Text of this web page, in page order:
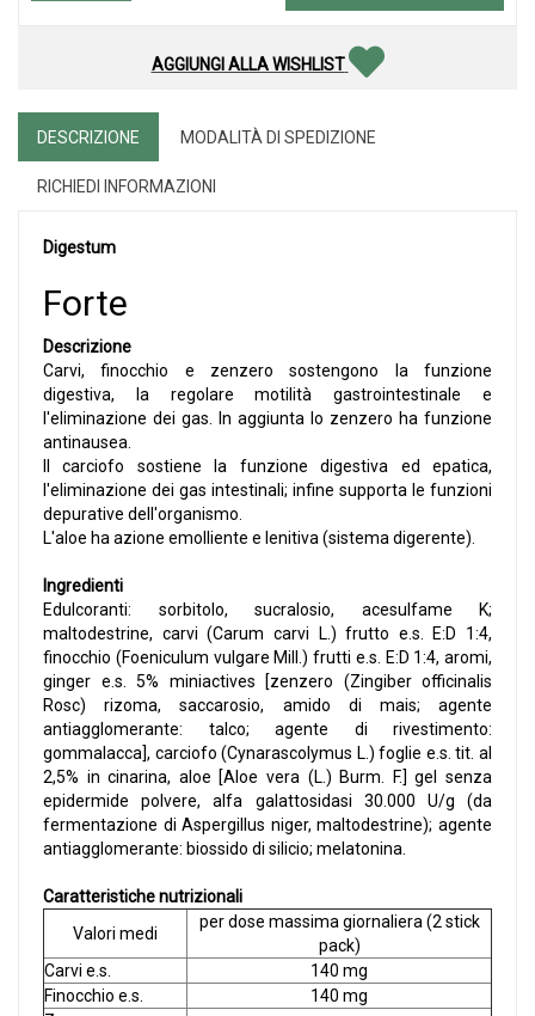
AGGIUNGI ALLA WISHLIST
DESCRIZIONE MODALITÀ DI SPEDIZIONE
RICHIEDI INFORMAZIONI
Digestum
Forte
Descrizione
Carvi, finocchio e zenzero sostengono la funzione
digestiva, la regolare motilità gastrointestinale e
l'eliminazione dei gas. In aggiunta lo zenzero ha funzione
antinausea.
Il carciofo sostiene la funzione digestiva ed epatica,
l'eliminazione dei gas intestinali; infine supporta le funzioni
depurative dell'organismo.
L'aloe ha azione emolliente e lenitiva (sistema digerente).
Ingredienti
Edulcoranti: sorbitolo, sucralosio, acesulfame K;
maltodestrine, carvi (Carum carvi L.) frutto e.s. E:D 1:4,
finocchio (Foeniculum vulgare Mill.) frutti e.s. E:D 1:4, aromi,
ginger e.s. 5% miniactives [zenzero (Zingiber officinalis
Rosc) rizoma, saccarosio, amido di mais; agente
antiagglomerante: talco; agente di rivestimento:
gommalacca], carciofo (Cynarascolymus L.) foglie e.s. tit. al
2,5% in cinarina, aloe [Aloe vera (L.) Burm. F.] gel senza
epidermide polvere, alfa galattosidasi 30.000 U/g (da
fermentazione di Aspergillus niger, maltodestrine); agente
antiagglomerante: biossido di silicio; melatonina.
Caratteristiche nutrizionali
Valori medi
per dose massima giornaliera (2 stick
pack)
Carvi e.s.
140 mg
Finocchio e.s.
140 mg